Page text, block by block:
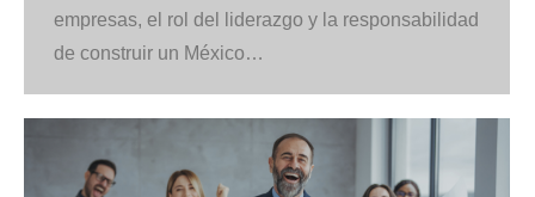
empresas, el rol del liderazgo y la responsabilidad
de construir un México…